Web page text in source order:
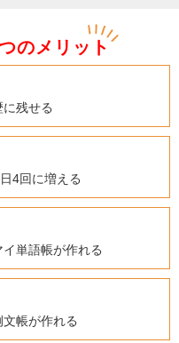
のメリット
残せる
4回に増える
単語帳が作れる
帳が作れる